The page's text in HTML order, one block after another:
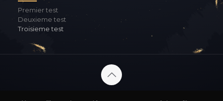
Premier test
Deuxieme test
Troisieme test